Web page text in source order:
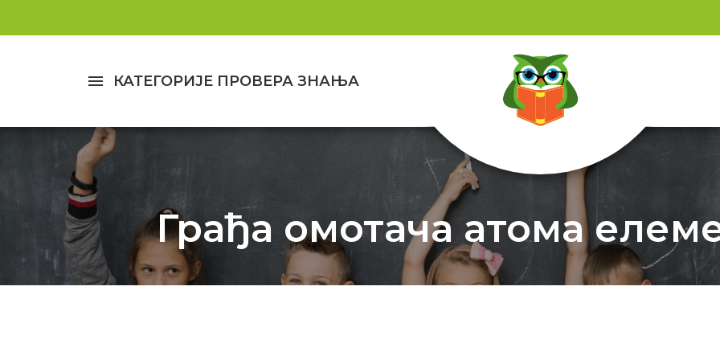
menu КАТЕГОРИЈЕ ПРОВЕРА ЗНАЊА
Грађа омотача атома